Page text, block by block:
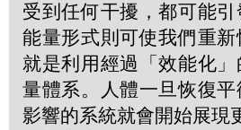
受到任何干擾，都可能
能量形式則可使我們重
就是利用經過「效能化
量體系。人體一旦恢復
影響的系統就會開始展現